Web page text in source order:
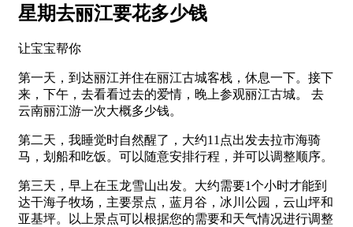
星期去丽江要花多少钱
让宝宝帮你
第一天，到达丽江并住在丽江古城客栈，休息一下。接下
来，下午，去看看过去的爱情，晚上参观丽江古城。 去
云南丽江游一次大概多少钱。
第二天，我睡觉时自然醒了，大约11点出发去拉市海骑
马，划船和吃饭。可以随意安排行程，并可以调整顺序。
第三天，早上在玉龙雪山出发。大约需要1个小时才能到
达干海子牧场，主要景点，蓝月谷，冰川公园，云山坪和
亚基坪。以上景点可以根据您的需要和天气情况进行调整